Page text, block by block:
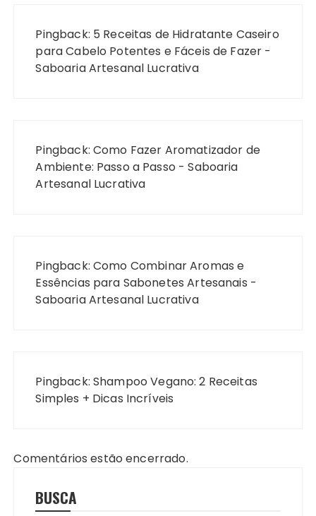
Pingback: 5 Receitas de Hidratante Caseiro
para Cabelo Potentes e Fáceis de Fazer -
Saboaria Artesanal Lucrativa
Pingback: Como Fazer Aromatizador de
Ambiente: Passo a Passo - Saboaria
Artesanal Lucrativa
Pingback: Como Combinar Aromas e
Essências para Sabonetes Artesanais -
Saboaria Artesanal Lucrativa
Pingback: Shampoo Vegano: 2 Receitas
Simples + Dicas Incríveis
Comentários estão encerrado.
BUSCA